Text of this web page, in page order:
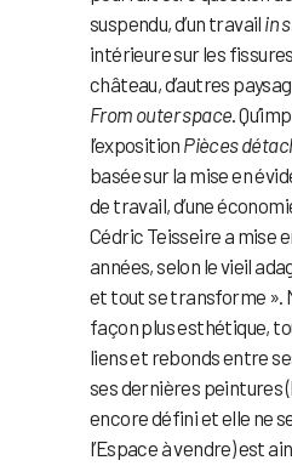
suspendu, d’un travail in
intérieure sur les
château, d’autres
From outer space .
l’exposition Pièces
basée sur la mise en
de travail, d’une
Cédric Teisseire a mise
années, selon le vieil
et tout se transforme ».
façon plus esthétique,
liens et rebonds entre
ses dernières peintures
encore défini et elle ne
l’Espace à vendre) est